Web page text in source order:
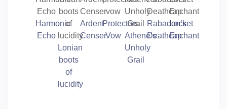
Harmonic
Echo
Lonian
boots
of
lucidity
Ardent
Censer
Protectors
Vow Athene’s
Unholy
Grail
Rabadon’s
Deathcap
Locket
Enchant